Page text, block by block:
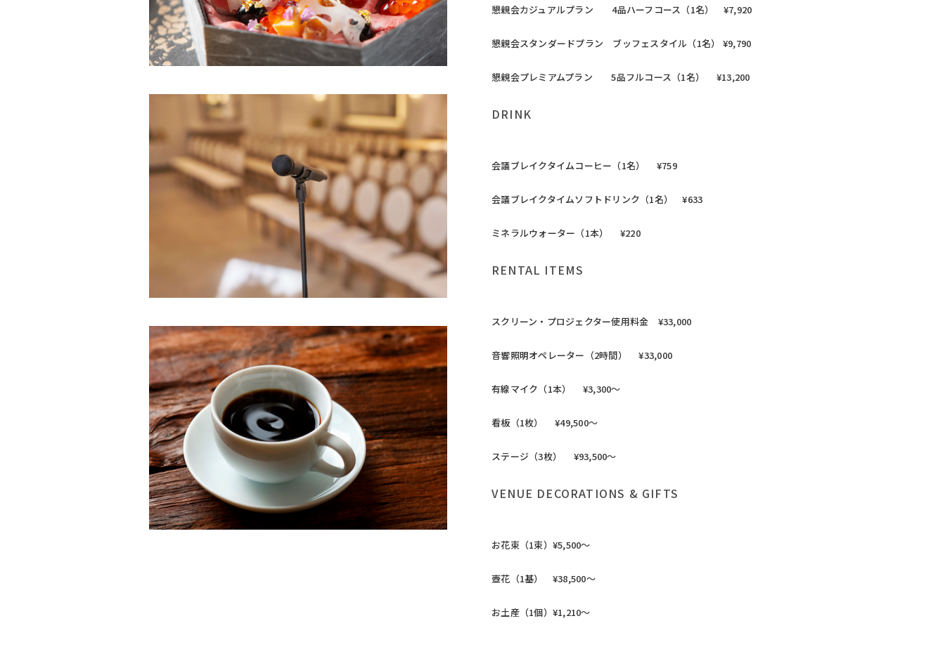
懇親会カジュアルプラン 4品ハーフコース（1名） ¥7,920
懇親会スタンダードプラン ブッフェスタイル（1名） ¥9,790
懇親会プレミアムプラン 5品フルコース（1名） ¥13,200
DRINK
会議ブレイクタイムコーヒー（1名） ¥759
会議ブレイクタイムソフトドリンク（1名） ¥633
ミネラルウォーター（1本） ¥220
RENTAL ITEMS
スクリーン・プロジェクター使用料金 ¥33,000
音響照明オペレーター（2時間） ¥33,000
有線マイク（1本） ¥3,300～
看板（1枚） ¥49,500～
ステージ（3枚） ¥93,500～
VENUE DECORATIONS & GIFTS
お花束（1束）¥5,500〜
壺花（1基） ¥38,500～
お土産（1個）¥1,210〜